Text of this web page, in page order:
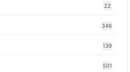
22
346
139
501